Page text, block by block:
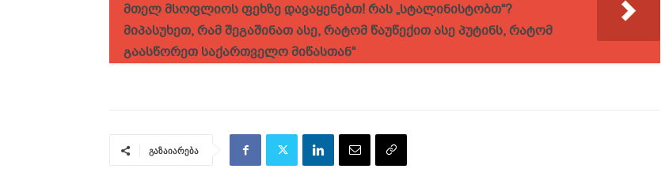
მთელ მსოფლიოს ფეხზე დავაყენებთ! რას „სტალინისტობთ“?
მიპასუხეთ, რამ შეგაშინათ ასე, რატომ წაუწექით ასე პუტინს, რატომ
გაასწორეთ საქართველო მიწასთან“
გაზაიარება